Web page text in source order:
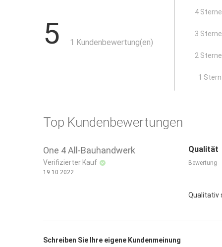
Anwendungsbereiche:
innen
5 1 Kundenbewertung(en)
4 Sterne
3 Sterne
2 Sterne
1 Stern
Top Kundenbewertungen
One 4 All-Bauhandwerk
Verifizierter Kauf
19.10.2022
Qualität
Bewertung
Qualitativ
Schreiben Sie Ihre eigene Kundenmeinung